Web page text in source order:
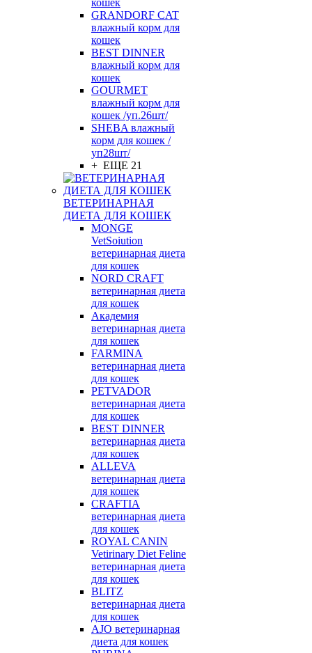
кошек
GRANDORF CAT
влажный корм для
кошек
BEST DINNER
влажный корм для
кошек
GOURMET
влажный корм для
кошек /уп.26шт/
SHEBA влажный
корм для кошек /
уп28шт/
+ ЕЩЕ 21
ВЕТЕРИНАРНАЯ
ДИЕТА ДЛЯ КОШЕК
MONGE
VetSoiution
ветеринарная диета
для кошек
NORD CRAFT
ветеринарная диета
для кошек
Академия
ветеринарная диета
для кошек
FARMINA
ветеринарная диета
для кошек
PETVADOR
ветеринарная диета
для кошек
BEST DINNER
ветеринарная диета
для кошек
ALLEVA
ветеринарная диета
для кошек
CRAFTIA
ветеринарная диета
для кошек
ROYAL CANIN
Vetirinary Diet Feline
ветеринарная диета
для кошек
BLITZ
ветеринарная диета
для кошек
AJO ветеринарная
диета для кошек